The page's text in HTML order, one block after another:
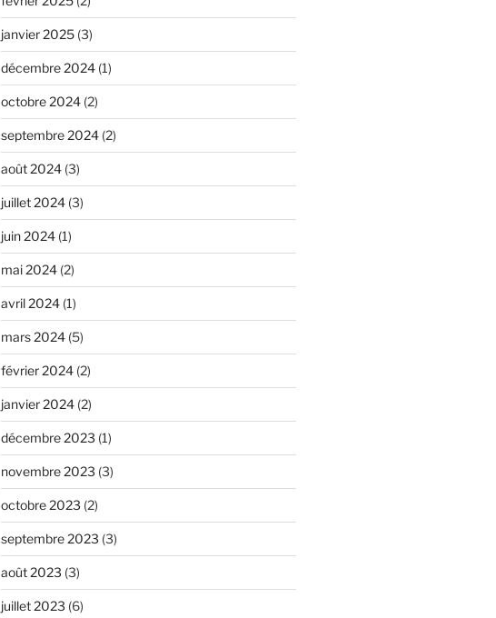
janvier 2025(3)
décembre 2024(1)
octobre 2024(2)
septembre 2024(2)
août 2024(3)
juillet 2024(3)
juin 2024(1)
mai 2024(2)
avril 2024(1)
mars 2024(5)
février 2024(2)
janvier 2024(2)
décembre 2023 (1)
novembre 2023 (3)
octobre 2023 (2)
septembre 2023 (3)
août 2023 (3)
juillet 2023 (6)